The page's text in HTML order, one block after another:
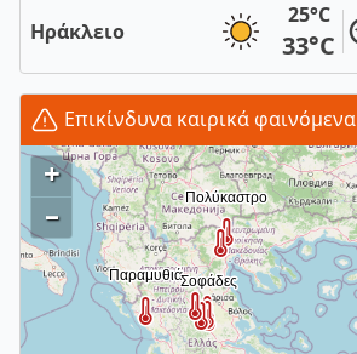
Ηράκλειο
25°C
33°C
Επικίνδυνα καιρικά φαινόμενα
+
–